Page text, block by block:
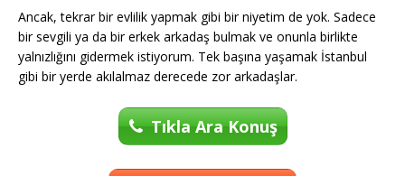
Ancak, tekrar bir evlilik yapmak gibi bir niyetim de yok. Sadece
bir sevgili ya da bir erkek arkadaş bulmak ve onunla birlikte
yalnızlığını gidermek istiyorum. Tek başına yaşamak İstanbul
gibi bir yerde akılalmaz derecede zor arkadaşlar.
Tıkla Ara Konuş